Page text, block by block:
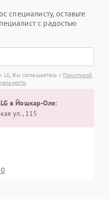
специалисту, оставьте
с радостью
LG, Вы соглашаетесь с Политикой
в Йошкар-Оле:
ул., 115